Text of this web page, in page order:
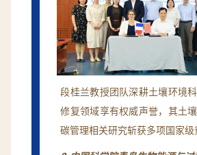
段桂兰教授团队深耕土壤环境
修复领域享有权威声誉，其土壤
碳管理相关研究斩获多项国家级